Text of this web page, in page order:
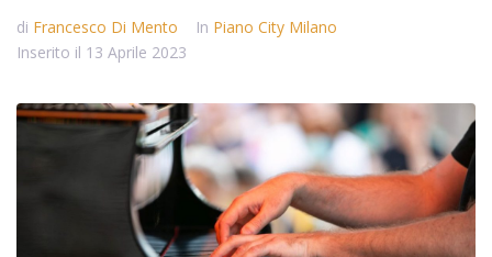
di Francesco Di Mento In Piano City Milano
Inserito il 13 Aprile 2023